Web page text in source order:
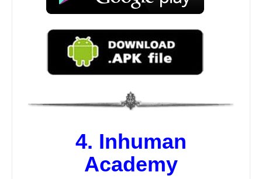
4. Inhuman
Academy